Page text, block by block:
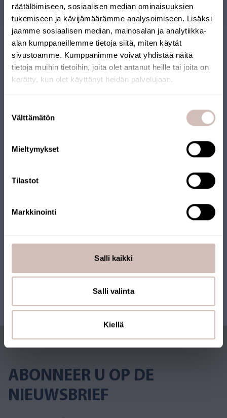
räätälöimiseen, sosiaalisen median ominaisuuksien
tukemiseen ja kävijämäärämme analysoimiseen. Lisäksi
jaamme sosiaalisen median, mainosalan ja analytiikka-
alan kumppaneillemme tietoja siitä, miten käytät
sivustoamme. Kumppanimme voivat yhdistää näitä
tietoja muihin tietoihin, joita olet antanut heille tai joita on
kerätty, kun olet käyttänyt heidän palvelujaan.
valinta
Välttämätön
Mieltymykset
Tilastot
Markkinointi
Salli kaikki
Salli valinta
Kiellä
FINSE WEBSHOP
Onze webshop heeft het Key Flag-keurmerk ontvangen. De
webshop wordt beheerd door een Fins bedrijf en de producten
dragen ook het Key Flag-keurmerk.
ABONNEER U OP DE
NIEUWSBRIEF
Leveringsland